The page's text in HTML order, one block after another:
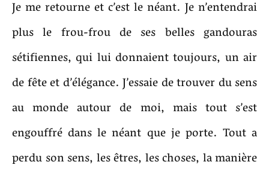
Je me retourne et c’est le néant. Je n’entendrai
plus le frou-frou de ses belles gandouras
sétifiennes, qui lui donnaient toujours, un air
de fête et d’élégance. J’essaie de trouver du sens
au monde autour de moi, mais tout s’est
engouffré dans le néant que je porte. Tout a
perdu son sens, les êtres, les choses, la manière